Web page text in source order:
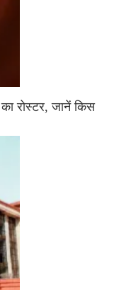
रोस्टर, जानें किस